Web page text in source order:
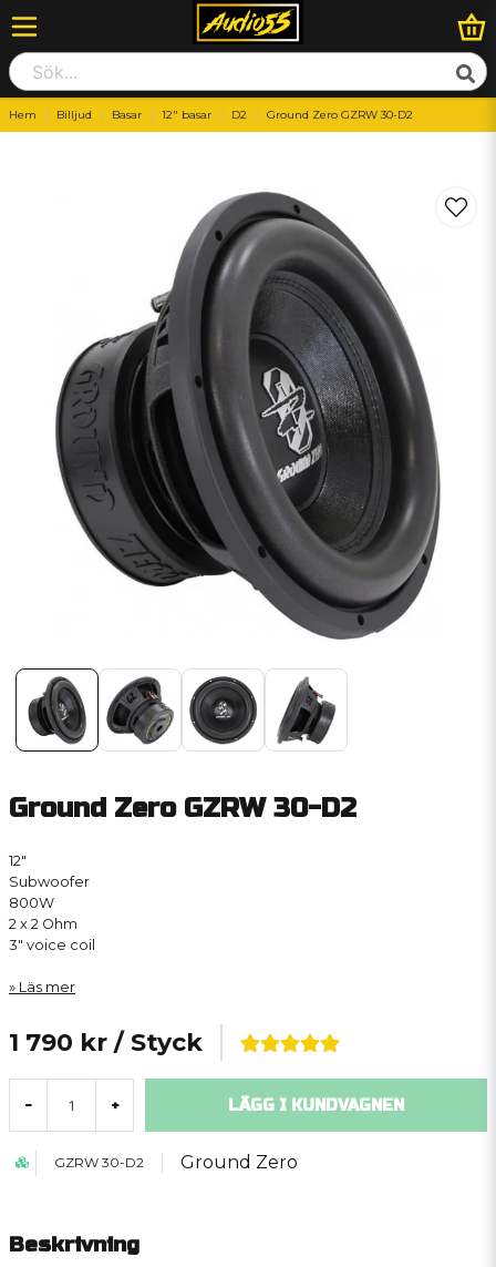
Hem Billjud Basar 12" basar D2 Ground Zero GZRW 30-D2
Ground Zero GZRW 30-D2
12″
Subwoofer
800W
2 x 2 Ohm
3″ voice coil
Läs mer
1 790 kr / Styck
- + LÄGG I KUNDVAGNEN
GZRW 30-D2 Ground Zero
Beskrivning